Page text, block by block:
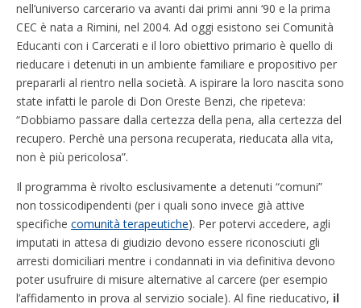
nell’universo carcerario va avanti dai primi anni ‘90 e la prima
CEC è nata a Rimini, nel 2004. Ad oggi esistono sei Comunità
Educanti con i Carcerati e il loro obiettivo primario è quello di
rieducare i detenuti in un ambiente familiare e propositivo per
prepararli al rientro nella società. A ispirare la loro nascita sono
state infatti le parole di Don Oreste Benzi, che ripeteva:
“Dobbiamo passare dalla certezza della pena, alla certezza del
recupero. Perchè una persona recuperata, rieducata alla vita,
non è più pericolosa”.
Il programma è rivolto esclusivamente a detenuti “comuni”
non tossicodipendenti (per i quali sono invece già attive
specifiche comunità terapeutiche). Per potervi accedere, agli
imputati in attesa di giudizio devono essere riconosciuti gli
arresti domiciliari mentre i condannati in via definitiva devono
poter usufruire di misure alternative al carcere (per esempio
l’affidamento in prova al servizio sociale). Al fine rieducativo, il